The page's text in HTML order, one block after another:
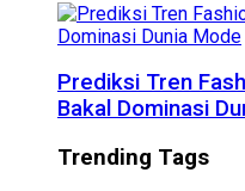
Prediksi Tren
Bakal Dominasi
Trending Tags